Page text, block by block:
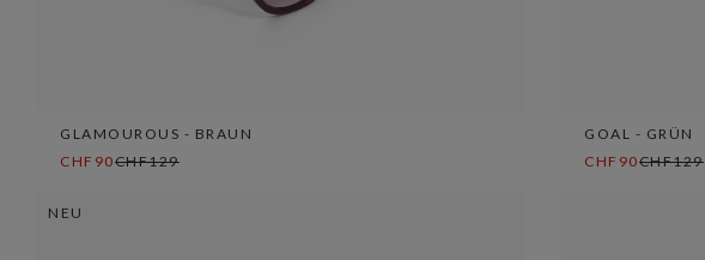
GLAMOUROUS - BRAUN
CHF90CHF129
GOAL - GRÜN
CHF90CHF129
NEU